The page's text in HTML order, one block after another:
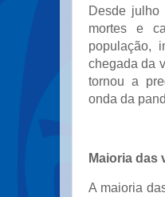
Desde julho
mortes e
população,
chegada da
tornou a
onda da
Maioria das
A maioria